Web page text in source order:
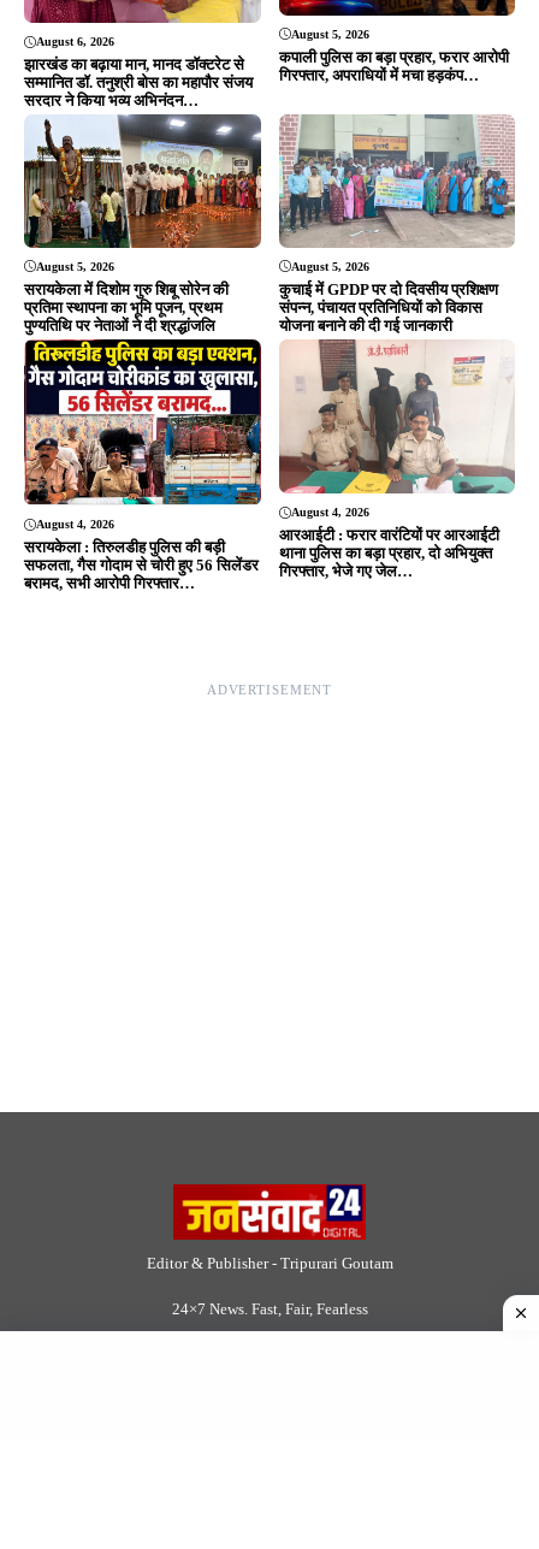
August 6, 2026
झारखंड का बढ़ाया मान, मानद डॉक्टरेट से
सम्मानित डॉ. तनुश्री बोस का महापौर संजय
सरदार ने किया भव्य अभिनंदन…
August 5, 2026
कपाली पुलिस का बड़ा प्रहार, फरार आरोपी
गिरफ्तार, अपराधियों में मचा हड़कंप…
August 5, 2026
सरायकेला में दिशोम गुरु शिबू सोरेन की
प्रतिमा स्थापना का भूमि पूजन, प्रथम
पुण्यतिथि पर नेताओं ने दी श्रद्धांजलि
August 5, 2026
कुचाई में GPDP पर दो दिवसीय प्रशिक्षण
संपन्न, पंचायत प्रतिनिधियों को विकास
योजना बनाने की दी गई जानकारी
August 4, 2026
सरायकेला : तिरुलडीह पुलिस की बड़ी
सफलता, गैस गोदाम से चोरी हुए 56 सिलेंडर
बरामद, सभी आरोपी गिरफ्तार…
August 4, 2026
आरआईटी : फरार वारंटियों पर आरआईटी
थाना पुलिस का बड़ा प्रहार, दो अभियुक्त
गिरफ्तार, भेजे गए जेल…
ADVERTISEMENT
Editor & Publisher - Tripurari Goutam
24×7 News. Fast, Fair, Fearless